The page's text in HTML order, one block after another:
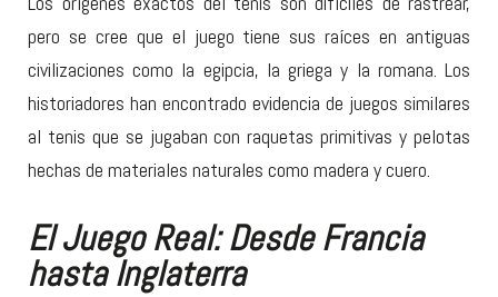
pero se cree que el juego tiene sus raíces en antiguas
civilizaciones como la egipcia, la griega y la romana. Los
historiadores han encontrado evidencia de juegos similares
al tenis que se jugaban con raquetas primitivas y pelotas
hechas de materiales naturales como madera y cuero.
El Juego Real: Desde Francia
hasta Inglaterra